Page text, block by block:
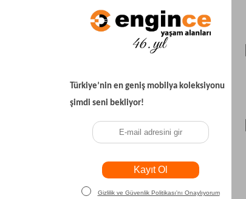
₺7.800